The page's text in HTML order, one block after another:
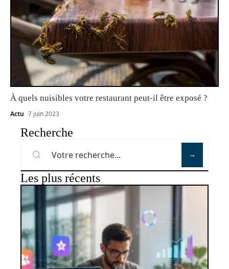
À quels nuisibles votre restaurant peut-il être exposé ?
Actu 7 juin 2023
Recherche
Les plus récents